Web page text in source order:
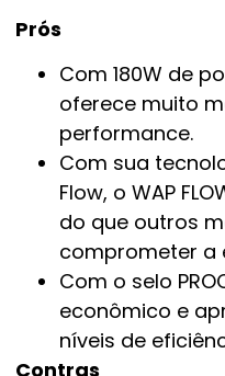
Prós
Com 180W de
oferece muito
performance.
Com sua
Flow, o WAP
do que outros
comprometer a
Com o selo
econômico e
níveis de
Contras